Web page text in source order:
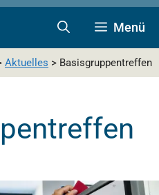
Menü
Aktuelles > Basisgruppentreffen